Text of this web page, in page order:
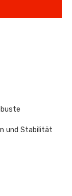
und Stabilität